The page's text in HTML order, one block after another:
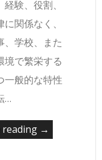
験、役割、
関係なく、
、学校、また
境で繁栄する
一般的な特性
…
reading →